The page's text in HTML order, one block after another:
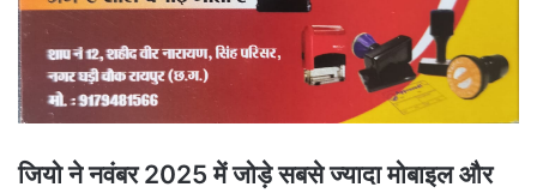
जियो ने नवंबर 2025 में जोड़े सबसे ज्यादा मोबाइल और